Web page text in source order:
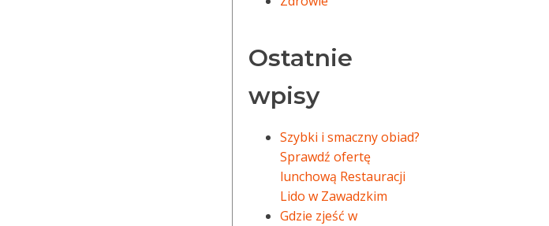
Ostatnie
wpisy
Szybki i smaczny obiad?
Sprawdź ofertę
lunchową Restauracji
Lido w Zawadzkim
Gdzie zjeść w